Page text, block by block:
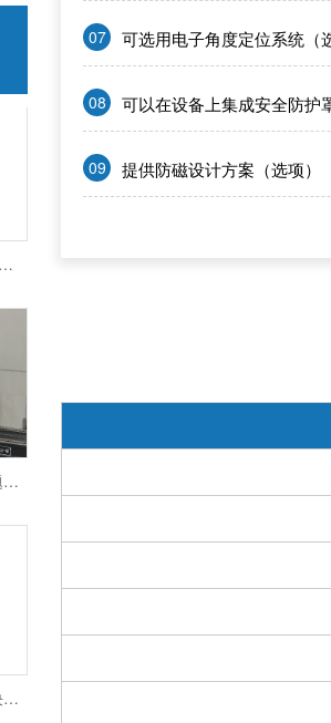
07 可选用电子角度定位系统（
08 可以在设备上集成安全防护
09 提供防磁设计方案（选项）
精度与效率难兼顾？赛德克SDK-AT20凭什么打破行业瓶颈？
赛德克全自动平衡机使用常见问题及解决方案